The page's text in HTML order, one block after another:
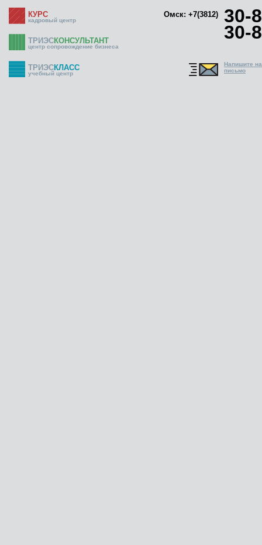
КУРС
кадровый центр
Омск: +7(3812) 30-
30-
ТРИЭСКОНСУЛЬТАНТ
центр сопровождение бизнеса
ТРИЭСКЛАСС
учебный центр
Напишите
письмо